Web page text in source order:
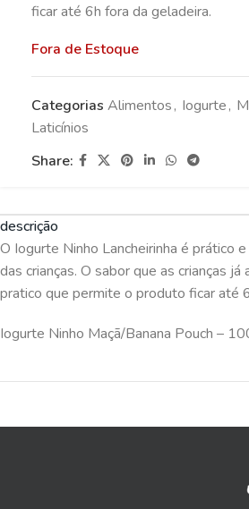
ficar até 6h fora da geladeira.
Fora de Estoque
Categorias Alimentos, Iogurte,
Laticínios
Share:
descrição
O Iogurte Ninho Lancheirinha é prático
das crianças. O sabor que as crianças
pratico que permite o produto ficar até
Iogurte Ninho Maçã/Banana Pouch –